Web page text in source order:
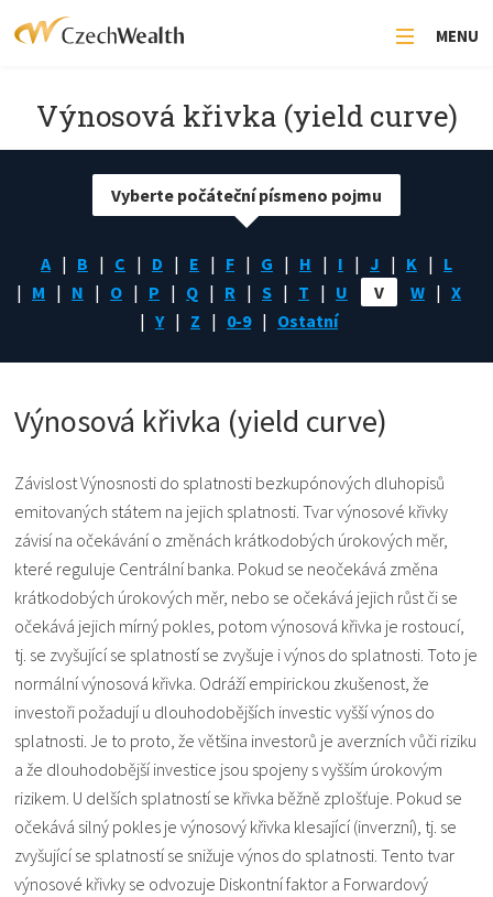
MENU
Výnosová křivka (yield curve)
A B C D E F G H I J K
L
M
N O P Q R S T U V W
X
Y
Z 0-9 Ostatní
Vyberte počáteční písmeno pojmu
Výnosová křivka (yield curve)
Závislost Výnosnosti do splatnosti bezkupónových dluhopisů
emitovaných státem na jejich splatnosti. Tvar výnosové křivky
závisí na očekávání o změnách krátkodobých úrokových měr,
které reguluje Centrální banka. Pokud se neočekává změna
krátkodobých úrokových měr, nebo se očekává jejich růst či se
očekává jejich mírný pokles, potom výnosová křivka je rostoucí,
tj. se zvyšující se splatností se zvyšuje i výnos do splatnosti. Toto je
normální výnosová křivka. Odráží empirickou zkušenost, že
investoři požadují u dlouhodobějších investic vyšší výnos do
splatnosti. Je to proto, že většina investorů je averzních vůči riziku
a že dlouhodobější investice jsou spojeny s vyšším úrokovým
rizikem. U delších splatností se křivka běžně zplošťuje. Pokud se
očekává silný pokles je výnosový křivka klesající (inverzní), tj. se
zvyšující se splatností se snižuje výnos do splatnosti. Tento tvar
výnosové křivky se odvozuje Diskontní faktor a Forwardový